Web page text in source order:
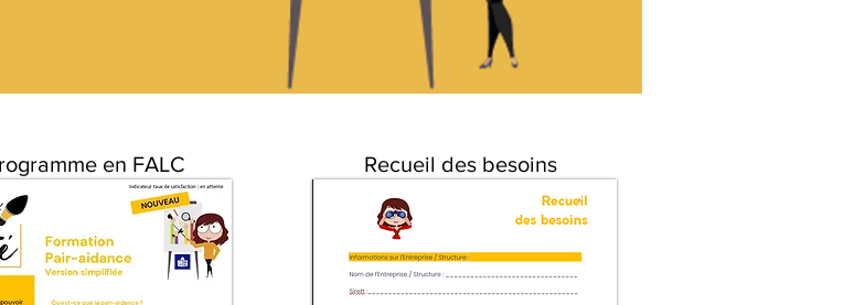
en FALC Recueil des besoins